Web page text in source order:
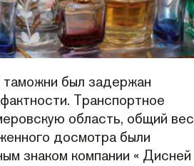
был задержан
Транспортное
область, общий вес
досмотра были
знаком компании « Дисней